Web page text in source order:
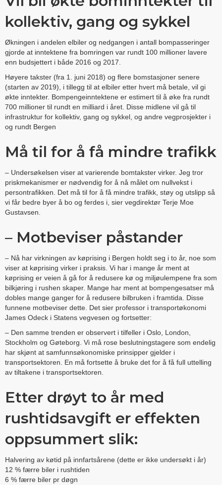
kollektiv, gang og sykkel
Økningen i andelen elbiler og nedgangen i antall bompasseringer
gjorde at inntektene fra bomringen var rundt 100 millioner lavere
enn budsjettert i både 2016 og 2017.
Høyere takster (fra 1. juni 2018) og flere bomstasjoner senere
(starten av 2019), i tillegg til at elbiler etter hvert må betale, vil gi
økte inntekter. Bompengeinntektene er estimert til å øke fra rundt
700 millioner til rundt en milliard i året. Disse midlene vil gå til
infrastruktur for kollektiv, gang og sykkel, og andre vegprosjekter i
og rundt Bergen
Må til for å få mindre trafikk
– Undersøkelsen viser at varierende bomtakster virker. Jeg tror
priskmekanismer er nødvendig for å nå målet om nullvekst i
persontrafikken. Det må til for å få mindre trafikk, støy og utslipp så
vi får bedre byer å bo og ferdes i, sier vegdirektør Terje Moe
Gustavsen.
– Motbeviser påstander
– Nå har virkningen av køprising i Bergen holdt seg i to år, noe som
viser at køprising virker i praksis. Vi har i mange år ment at
køprising er veien å gå for å redusere kø og miljøulempene fra som
bilkjøring i rushen skaper. Mange har ment at bompengesatser må
dobles mange ganger for å redusere bilbruken i framtida. Disse
funnene motbeviser dette. Det sier professor i transportøkonomi
James Odeck i Statens vegvesen og fortsetter:
– Den samme trenden er observert i tilfeller i Oslo, London,
Stockholm og Gøteborg. Vi må rose beslutningstagere som endelig
har skjønt at samfunnsøkonomiske prinsipper gjelder i
transportsektoren. En må fortsette å bruke det for å få full uttelling
av tiltakene i transportsektoren.
Etter drøyt to år med
rushtidsavgift er effekten
oppsummert slik:
Halvering av køtid på innfartsårene (dette er ikke undersøkt i år)
12 % færre biler i rushtiden
6 % færre biler pr døgn